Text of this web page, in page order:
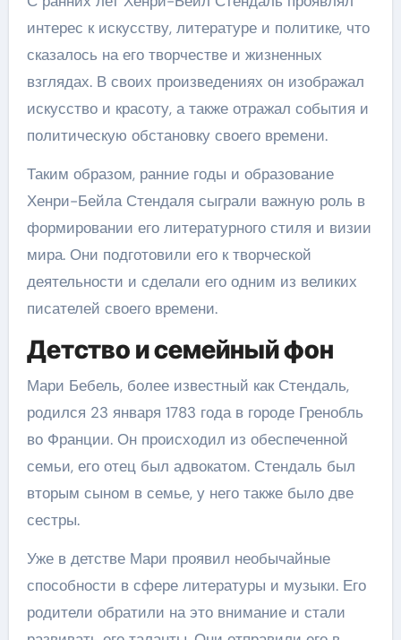
интерес к искусству, литературе и политике, что
сказалось на его творчестве и жизненных
взглядах. В своих произведениях он изображал
искусство и красоту, а также отражал события и
политическую обстановку своего времени.
Таким образом, ранние годы и образование
Хенри-Бейла Стендаля сыграли важную роль в
формировании его литературного стиля и визии
мира. Они подготовили его к творческой
деятельности и сделали его одним из великих
писателей своего времени.
Детство и семейный фон
Мари Бебель, более известный как Стендаль,
родился 23 января 1783 года в городе Гренобль
во Франции. Он происходил из обеспеченной
семьи, его отец был адвокатом. Стендаль был
вторым сыном в семье, у него также было две
сестры.
Уже в детстве Мари проявил необычайные
способности в сфере литературы и музыки. Его
родители обратили на это внимание и стали